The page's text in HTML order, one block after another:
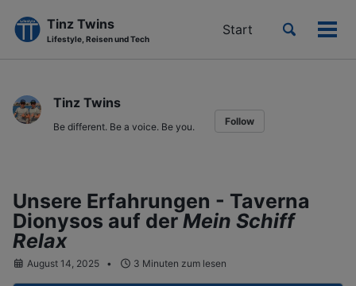
primary
navigation
content
footer
Tinz Twins
Lifestyle, Reisen und Tech
Start
Toggle
Tinz Twins
Be different. Be a voice. Be you. Follow
Unsere Erfahrungen - Taverna
Dionysos auf derMein Schiff
Relax
August 14, 2025 3 Minuten zum lesen